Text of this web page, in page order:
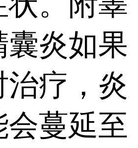
囊炎如果
疗，炎
会蔓延至